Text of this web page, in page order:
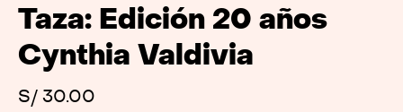
Taza: Edición 20 años
Cynthia Valdivia
S/ 30.00